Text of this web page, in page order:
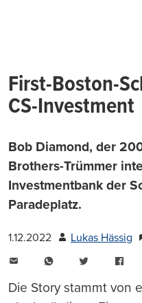
First-Boston-
CS-Investment
Bob Diamond, der
Brothers-Trümmer
Investmentbank der
Paradeplatz.
1.12.2022 Lukas Hässig
WhatsAppTwitter
Die Story stammt von